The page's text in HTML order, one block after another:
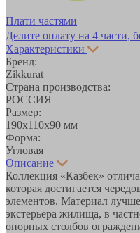
Плати частями
Делите оплату на 4 части,
Характеристики
Бренд:
Zikkurat
Страна производства:
РОССИЯ
Размер:
190х110х90 мм
Форма:
Угловая
Описание
Коллекция «Казбек»
которая достигается
элементов. Материал
экстерьера жилища, в
опорных столбов